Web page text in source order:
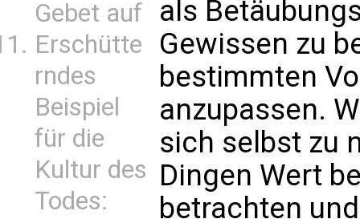
Gebet auf
Erschütte
rndes
Beispiel
für die
Kultur des
Todes:
als
Gewissen zu
bestimmten
anzupassen.
sich selbst zu
Dingen Wert
betrachten